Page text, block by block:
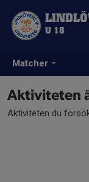
Matcher
U 18
Aktiviteten
Aktiviteten du